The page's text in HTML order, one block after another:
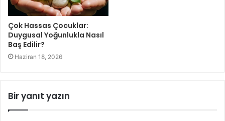
Çok Hassas Çocuklar:
Duygusal Yoğunlukla Nasıl
Baş Edilir?
Haziran 18, 2026
Bir yanıt yazın